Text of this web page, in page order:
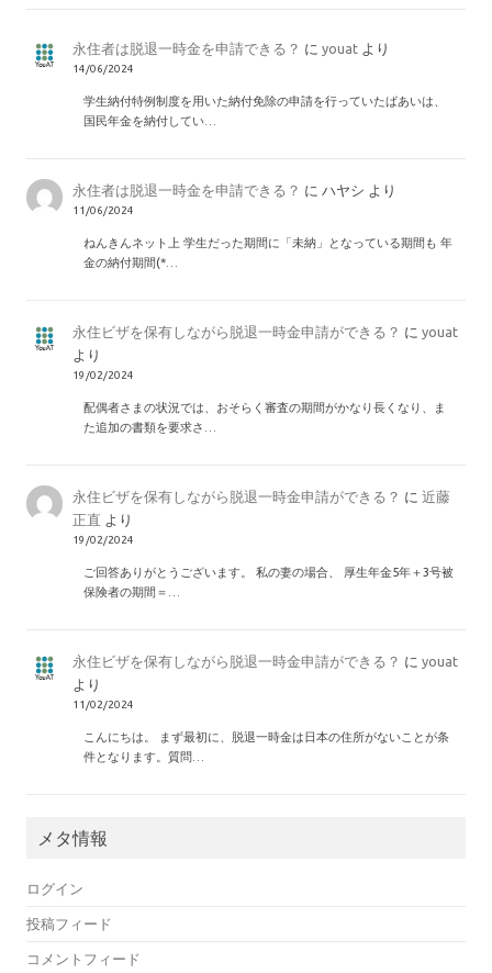
永住者は脱退一時金を申請できる？ にyouat より
14/06/2024
学生納付特例制度を用いた納付免除の申請を行っていたばあいは、
国民年金を納付してい…
永住者は脱退一時金を申請できる？ にハヤシ より
11/06/2024
ねんきんネット上 学生だった期間に「未納」となっている期間も 年
金の納付期間(*…
永住ビザを保有しながら脱退一時金申請ができる？ にyouat
より
19/02/2024
配偶者さまの状況では、おそらく審査の期間がかなり長くなり、ま
た追加の書類を要求さ…
永住ビザを保有しながら脱退一時金申請ができる？ に近藤
正直 より
19/02/2024
ご回答ありがとうございます。 私の妻の場合、 厚生年金5年＋3号被
保険者の期間＝…
永住ビザを保有しながら脱退一時金申請ができる？ にyouat
より
11/02/2024
こんにちは。 まず最初に、脱退一時金は日本の住所がないことが条
件となります。質問…
メタ情報
ログイン
投稿フィード
コメントフィード